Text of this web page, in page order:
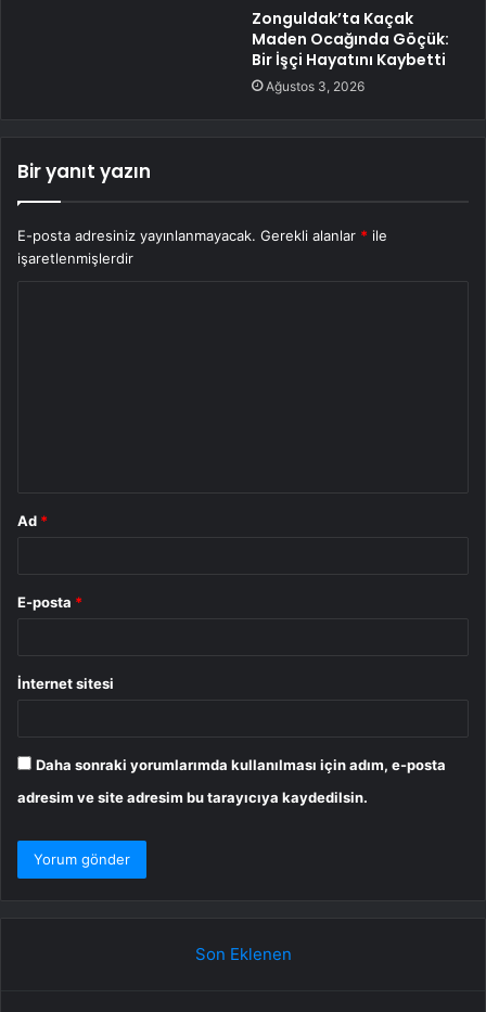
Zonguldak’ta Kaçak
Maden Ocağında Göçük:
Bir İşçi Hayatını Kaybetti
Ağustos 3, 2026
Bir yanıt yazın
E-posta adresiniz yayınlanmayacak. Gerekli alanlar * ile
işaretlenmişlerdir
Ad *
E-posta *
İnternet sitesi
Daha sonraki yorumlarımda kullanılması için adım, e-posta
adresim ve site adresim bu tarayıcıya kaydedilsin.
Son Eklenen